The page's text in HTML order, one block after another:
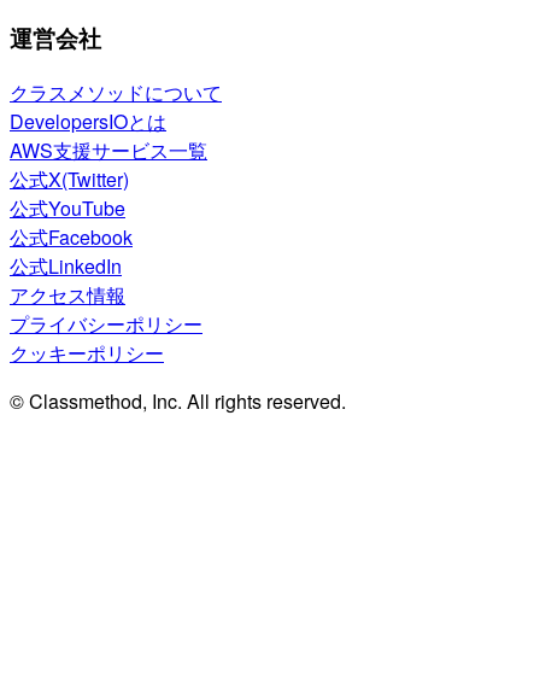
運営会社
クラスメソッドについて
DevelopersIOとは
AWS支援サービス一覧
公式X(Twitter)
公式YouTube
公式Facebook
公式LinkedIn
アクセス情報
プライバシーポリシー
クッキーポリシー
© Classmethod, Inc. All rights reserved.